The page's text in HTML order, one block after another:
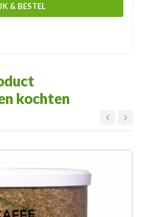
& BESTEL
kochten